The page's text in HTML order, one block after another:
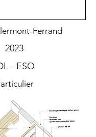
Ferrand
2023
- ESQ